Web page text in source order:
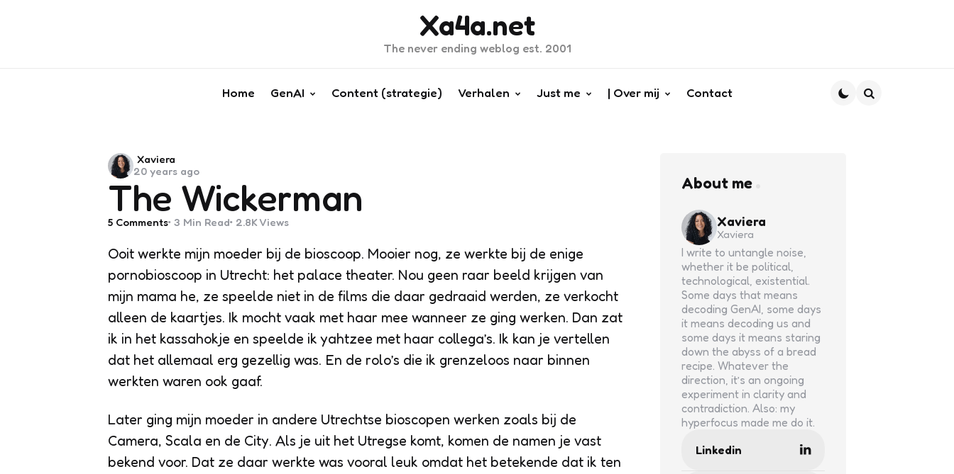
Xa4a.net
The never ending weblog est. 2001
Home GenAI Content (strategie) Verhalen Just me | Over mij Contact
The Wickerman
Posted
by
Xaviera
20 years ago
5 Comments 3 Min Read 2.8K Views
Ooit werkte mijn moeder bij de bioscoop. Mooier nog, ze werkte bij de enige
pornobioscoop in Utrecht: het palace theater. Nou geen raar beeld krijgen van
mijn mama he, ze speelde niet in de films die daar gedraaid werden, ze verkocht
alleen de kaartjes. Ik mocht vaak met haar mee wanneer ze ging werken. Dan zat
ik in het kassahokje en speelde ik yahtzee met haar collega’s. Ik kan je vertellen
dat het allemaal erg gezellig was. En de rolo’s die ik grenzeloos naar binnen
werkten waren ook gaaf.
Later ging mijn moeder in andere Utrechtse bioscopen werken zoals bij de
Camera, Scala en de City. Als je uit het Utregse komt, komen de namen je vast
bekend voor. Dat ze daar werkte was vooral leuk omdat het betekende dat ik ten
About me
Xaviera
Xaviera
I write to untangle noise,
whether it be political,
technological, existential.
Some days that means
decoding GenAI, some days
it means decoding us and
some days it means staring
down the abyss of a bread
recipe. Whatever the
direction, it’s an ongoing
experiment in clarity and
contradiction. Also: my
hyperfocus made me do it.
Linkedin